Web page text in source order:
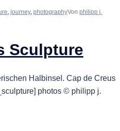
, journey, photographyVon philipp j.
Sculpture
Halbinsel. Cap de Creus
photos © philipp j.